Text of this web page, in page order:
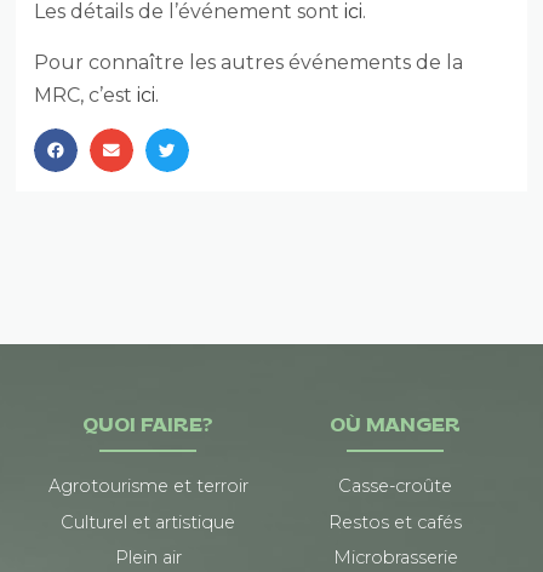
Les détails de l’événement sontici.
Pour connaître les autres événements de la
MRC, c’estici.
QUOI FAIRE?
Agrotourisme et terroir
Culturel et artistique
Plein air
OÙ MANGER
Casse-croûte
Restos et cafés
Microbrasserie